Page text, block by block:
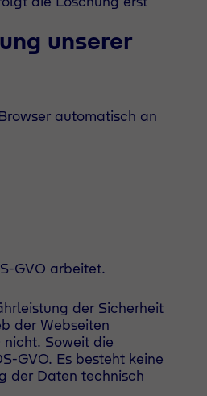
unserer
automatisch an
GVO arbeitet.
der Sicherheit
der Webseiten
nicht. Soweit die
GVO. Es besteht keine
der Daten technisch